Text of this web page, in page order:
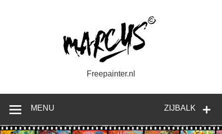
Freepainter.nl
ZIJBALK
MENU